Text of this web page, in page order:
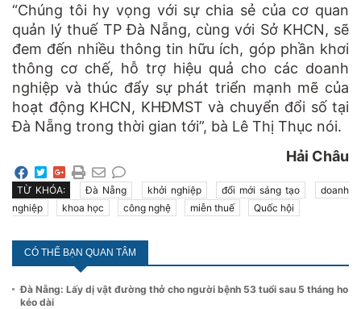
“Chúng tôi hy vọng với sự chia sẻ của cơ quan
quản lý thuế TP Đà Nẵng, cùng với Sở KHCN, sẽ
đem đến nhiều thông tin hữu ích, góp phần khơi
thông cơ chế, hỗ trợ hiệu quả cho các doanh
nghiệp và thúc đẩy sự phát triển mạnh mẽ của
hoạt động KHCN, KHĐMST và chuyển đổi số tại
Đà Nẵng trong thời gian tới”, bà Lê Thị Thục nói.
Hải Châu
TỪ KHÓA: Đà Nẵng khởi nghiệp đổi mới sáng tạo
doanh
nghiệp
khoa học công nghệ miễn thuế Quốc hội
CÓ THỂ BẠN QUAN TÂM
Đà Nẵng: Lấy dị vật đường thở cho người bệnh 53 tuổi sau 5 tháng ho
kéo dài